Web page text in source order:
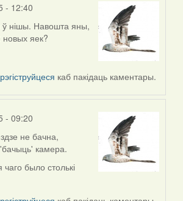
- 12:40
нішы. Навошта яны,
яек?
каб пакідаць каментары.
- 09:20
не бачна,
камера.
было столькі